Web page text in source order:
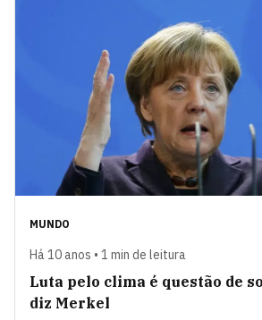
MUNDO
Há 10 anos • 1 min de leitura
Luta pelo clima é questão de
diz Merkel